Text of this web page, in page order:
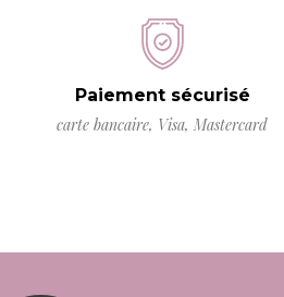
Paiement sécurisé
carte bancaire, Visa, Mastercard